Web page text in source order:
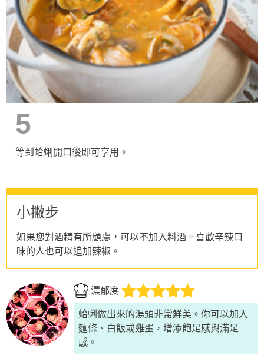
5
等到蛤蜊開口後即可享用。
小撇步
如果您對酒精有所顧慮，可以不加入料酒。喜歡辛辣口
味的人也可以追加辣椒。
濃郁度
蛤蜊做出來的湯頭非常鮮美。你可以加入
麵條、白飯或雞蛋，增添飽足感與滿足
感。